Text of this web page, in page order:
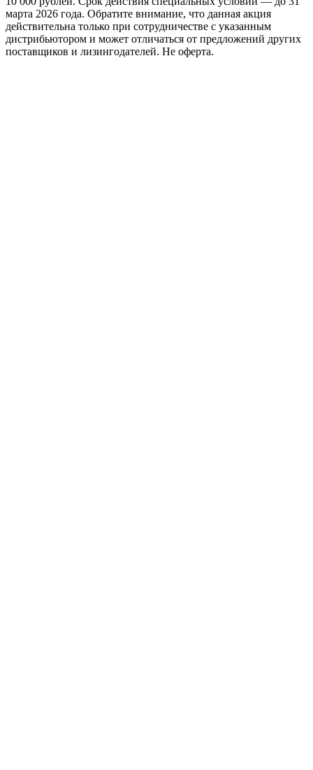
марта 2026 года. Обратите внимание, что данная акция
действительна только при сотрудничестве с указанным
дистрибьютором и может отличаться от предложений других
поставщиков и лизингодателей. Не оферта.